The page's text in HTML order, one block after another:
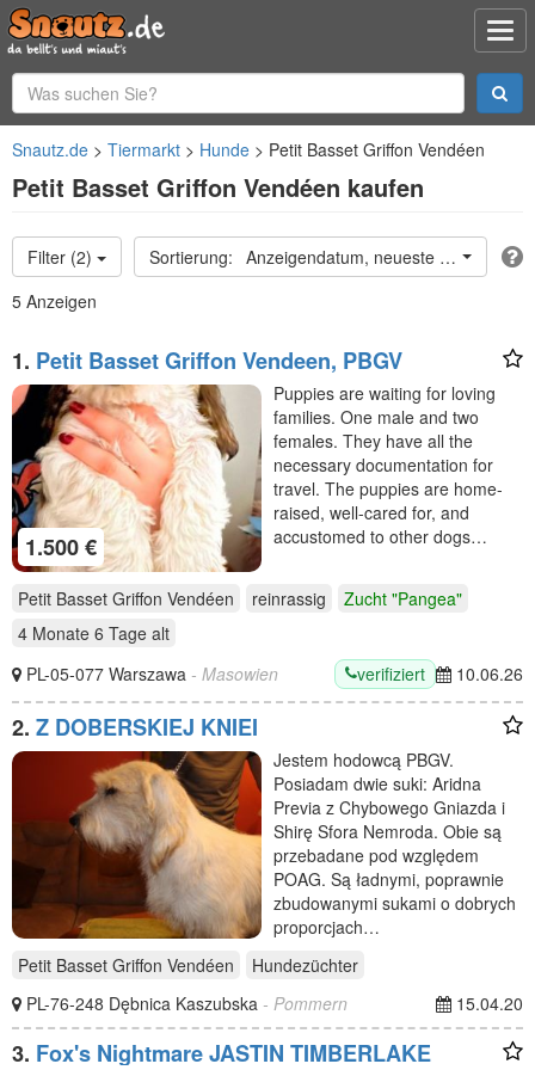
Snautz.de Tiermarkt Hunde Petit Basset Griffon Vendéen
Petit Basset Griffon Vendéen kaufen
Filter (2)
Anzeigendatum, neueste oben
5 Anzeigen
1. Petit Basset Griffon Vendeen, PBGV
1.500 €
Puppies are waiting for loving
families. One male and two
females. They have all the
necessary documentation for
travel. The puppies are home-
raised, well-cared for, and
accustomed to other dogs…
Petit Basset Griffon Vendéen reinrassig
Zucht "Pangea"
4 Monate 6 Tage alt
PL-05-077 Warszawa - Masowien verifiziert 10.06.26
2. Z DOBERSKIEJ KNIEI
Jestem hodowcą PBGV.
Posiadam dwie suki: Aridna
Previa z Chybowego Gniazda i
Shirę Sfora Nemroda. Obie są
przebadane pod względem
POAG. Są ładnymi, poprawnie
zbudowanymi sukami o dobrych
proporcjach…
Petit Basset Griffon Vendéen
Hundezüchter
PL-76-248 Dębnica Kaszubska - Pommern 15.04.20
3. Fox's Nightmare JASTIN TIMBERLAKE